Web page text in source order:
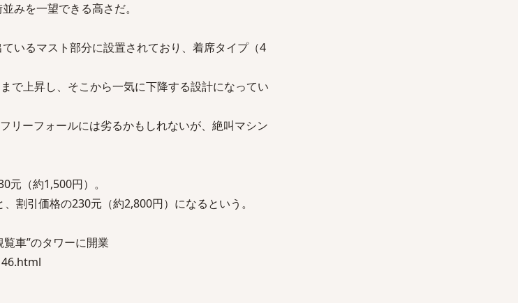
みを一望できる高さだ。
いるマスト部分に設置されており、着席タイプ（4
で上昇し、そこから一気に下降する設計になってい
リーフォールには劣るかもしれないが、絶叫マシン
元（約1,500円）。
割引価格の230元（約2,800円）になるという。
車”のタワーに開業